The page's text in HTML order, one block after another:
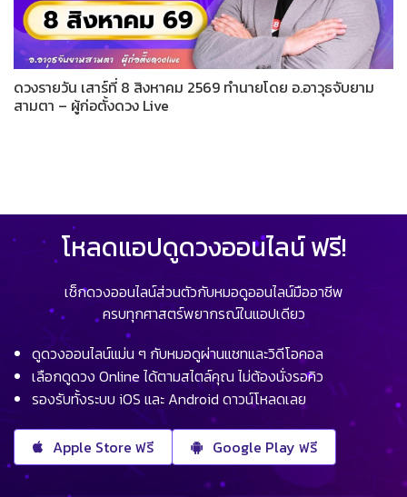
ดวงรายวัน เสาร์ที่ 8 สิงหาคม 2569 ทำนายโดย อ.อาวุธจับยาม
สามตา – ผู้ก่อตั้งดวง Live
โหลดแอปดูดวงออนไลน์ ฟรี!
เช็กดวงออนไลน์ส่วนตัวกับหมอดูออนไลน์มืออาชีพ
ครบทุกศาสตร์พยากรณ์ในแอปเดียว
ดูดวงออนไลน์แม่น ๆ กับหมอดูผ่านแชทและวิดีโอคอล
เลือกดูดวง Online ได้ตามสไตล์คุณ ไม่ต้องนั่งรอคิว
รองรับทั้งระบบ iOS และ Android ดาวน์โหลดเลย
Apple Store ฟรี Google Play ฟรี